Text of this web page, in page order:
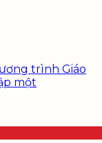
trình Giáo
một